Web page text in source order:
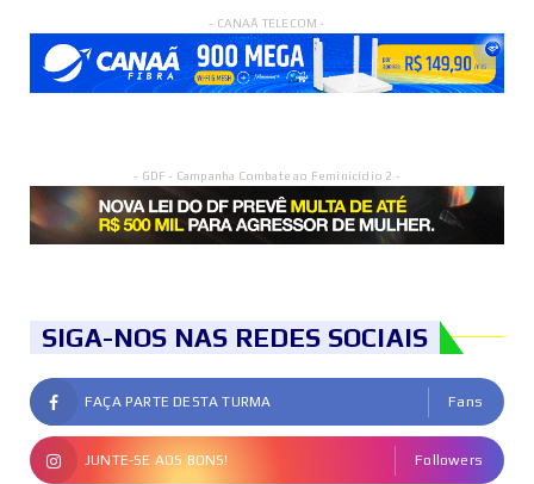
- CANAÃ TELECOM -
- GDF - Campanha Combate ao Feminicídio 2 -
SIGA-NOS NAS REDES SOCIAIS
FAÇA PARTE DESTA TURMA Fans
JUNTE-SE AOS BONS! Followers